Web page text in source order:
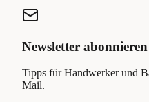
Newsletter abonnieren
Tipps für Handwerker und
Mail.